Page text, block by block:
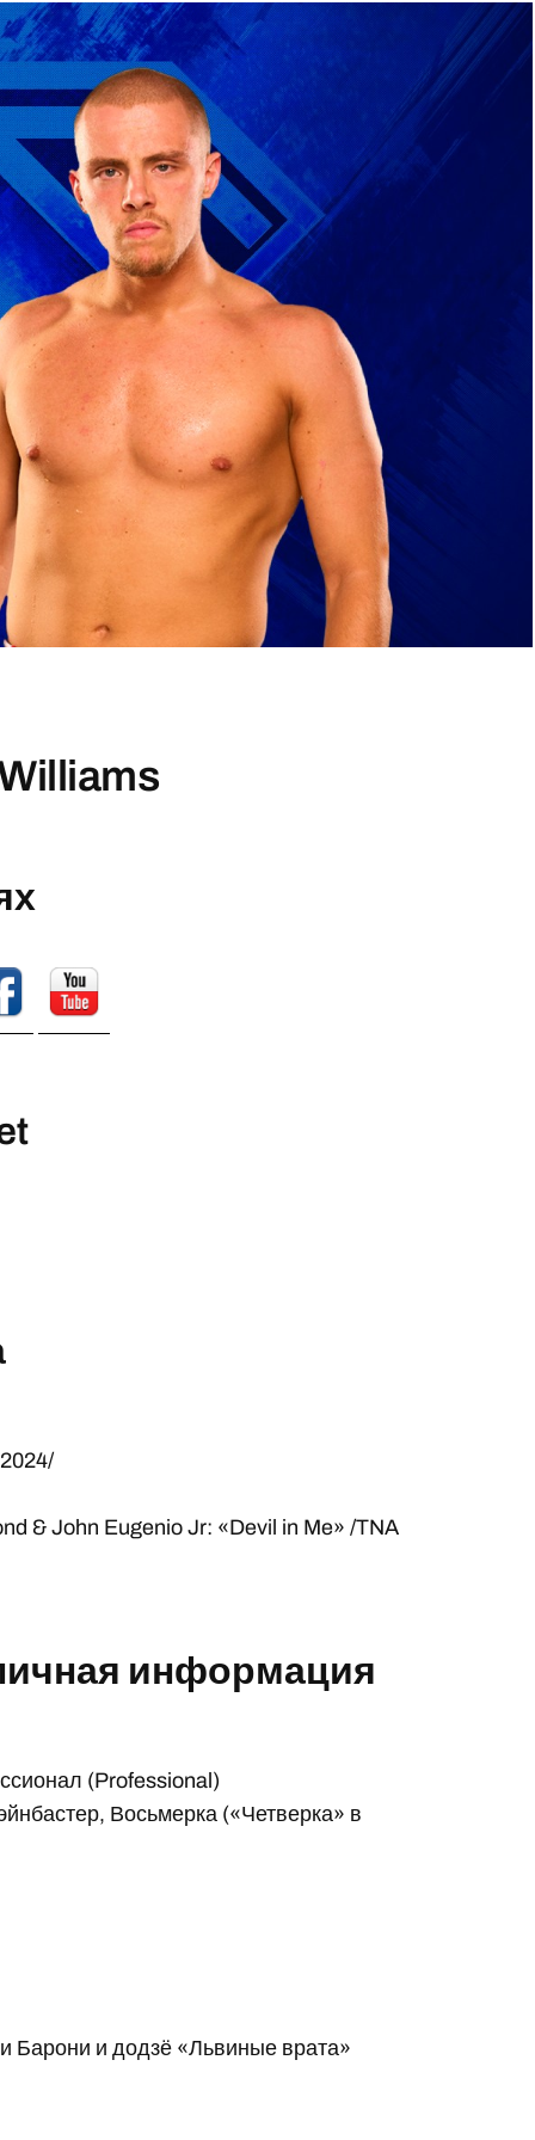
& John Eugenio Jr: «Devil in Me» /TNA
информация
(Professional)
Восьмерка («Четверка» в
Барони и додзё «Львиные врата»